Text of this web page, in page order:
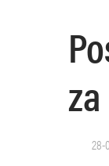
28-